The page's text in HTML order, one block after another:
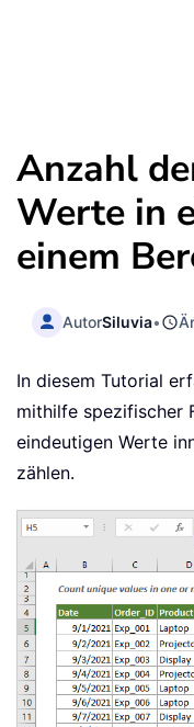
Anzahl
Werte in
einem
AutorSiluvia•
In diesem Tutorial
mithilfe spezifischer
eindeutigen Werte
zählen.